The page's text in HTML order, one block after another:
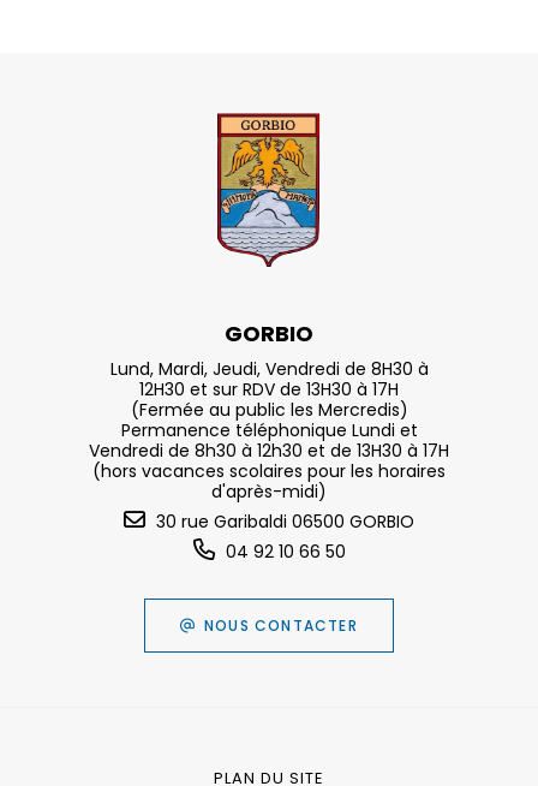
GORBIO
Lund, Mardi, Jeudi, Vendredi de 8H30 à
12H30 et sur RDV de 13H30 à 17H
(Fermée au public les Mercredis)
Permanence téléphonique Lundi et
Vendredi de 8h30 à 12h30 et de 13H30 à 17H
(hors vacances scolaires pour les horaires
d'après-midi)
30 rue Garibaldi 06500 GORBIO
04 92 10 66 50
NOUS CONTACTER
PLAN DU SITE